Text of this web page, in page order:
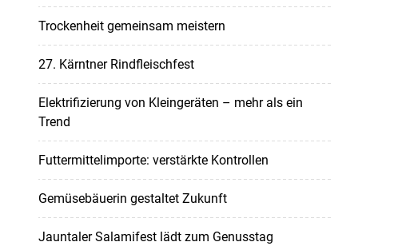
Trockenheit gemeinsam meistern
27. Kärntner Rindfleischfest
Elektrifizierung von Kleingeräten – mehr als ein
Trend
Futtermittelimporte: verstärkte Kontrollen
Gemüsebäuerin gestaltet Zukunft
Jauntaler Salamifest lädt zum Genusstag